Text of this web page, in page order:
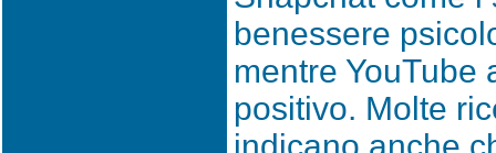
benessere
mentre YouTube
positivo. Molte